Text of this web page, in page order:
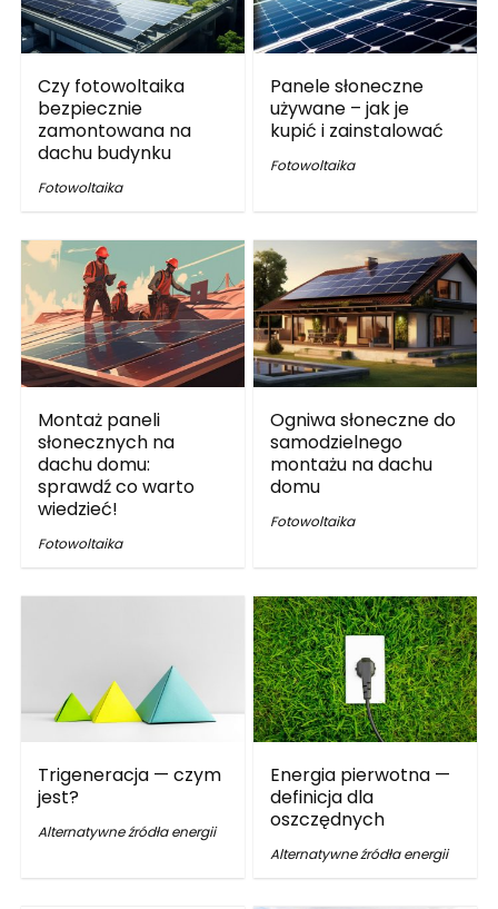
Czy fotowoltaika
bezpiecznie
zamontowana na
dachu budynku
Fotowoltaika
Panele słoneczne
używane – jak je
kupić i zainstalować
Fotowoltaika
Montaż paneli
słonecznych na
dachu domu:
sprawdź co warto
wiedzieć!
Fotowoltaika
Ogniwa słoneczne do
samodzielnego
montażu na dachu
domu
Fotowoltaika
Trigeneracja — czym
jest?
Alternatywne źródła energii
Energia pierwotna —
definicja dla
oszczędnych
Alternatywne źródła energii